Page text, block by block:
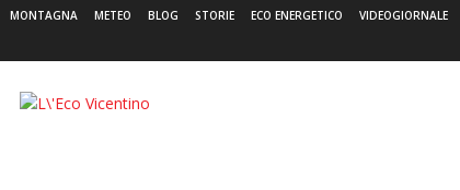
MONTAGNA METEO BLOG STORIE ECO ENERGETICO VIDEOGIORNALE
L'Eco